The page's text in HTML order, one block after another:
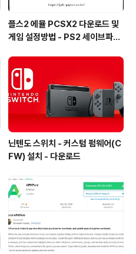
플스2 에뮬 PCSX2 다운로드 및
게임 설정방법 - PS2 세이브파일
닌텐도 스위치 - 커스텀 펌웨어(C
FW) 설치 - 다운로드